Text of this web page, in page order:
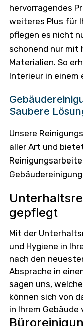
hervorragendes
weiteres Plus für
pflegen es nicht
schonend nur
Materialien. So
Interieur in
Saubere
Unsere
aller Art und
gepflegt
Mit der
und Hygiene in
nach den
Absprache in
sagen uns,
können sich von
in Ihrem Gebäude